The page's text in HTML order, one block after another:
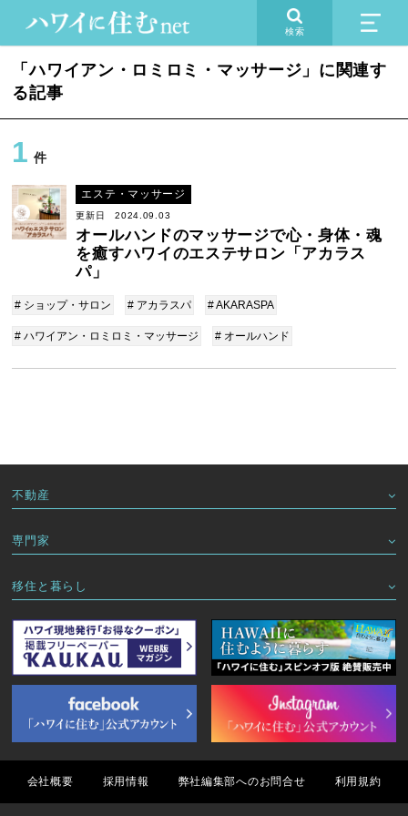
検索
「ハワイアン・ロミロミ・マッサージ」に関連す
る記事
1 件
エステ・マッサージ
更新日 2024.09.03
オールハンドのマッサージで心・身体・魂
を癒すハワイのエステサロン「アカラス
パ」
# ショップ・サロン # アカラスパ # AKARASPA
# ハワイアン・ロミロミ・マッサージ # オールハンド
不動産
専門家
移住と暮らし
会社概要 採用情報 弊社編集部へのお問合せ 利用規約